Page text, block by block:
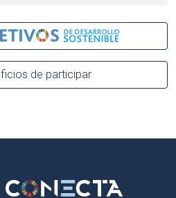
de participar